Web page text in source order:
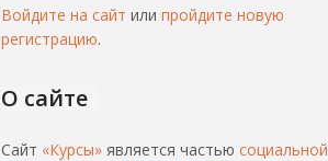
Войдите на сайт или пройдите новую
регистрацию.
О сайте
Сайт «Курсы» является частью социальной